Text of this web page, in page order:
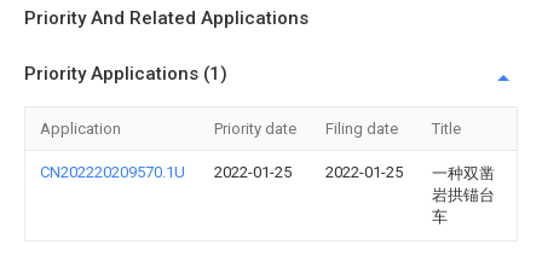
Priority And Related Applications
Priority Applications (1)
Application Priority date Filing date Title
CN202220209570.1U 2022-01-25 2022-01-25
一种双凿
岩拱锚台
车